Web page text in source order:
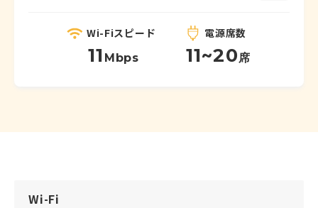
Wi-Fiスピード
11 Mbps
電源席数
11~20席
Wi-Fi